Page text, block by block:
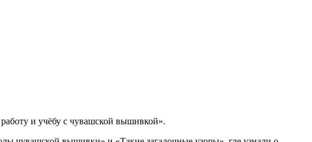
и учёбу с чувашской вышивкой».